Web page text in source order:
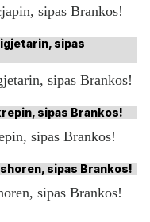
sipas Brankos!
sipas Brankos!
sipas Brankos!
sipas Brankos!